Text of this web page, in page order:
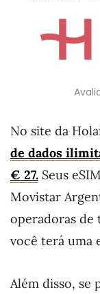
No site da
de dados
€ 27. Seus
Movistar
operadoras de
você terá uma
Além disso, se